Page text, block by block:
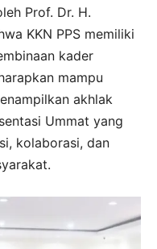
Prof. Dr. H.
KKN PPS memiliki
kader
mampu
akhlak
Ummat yang
kolaborasi, dan